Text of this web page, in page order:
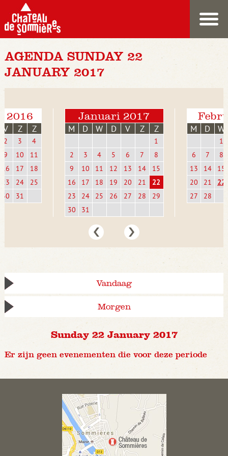
AGENDA SUNDAY 22
JANUARY 2017
2016
V Z Z
2 3
4
9
10
11
16
17
18
23
24
25
30
31
Januari 2017
M D W D V Z Z
1
2
3 4 5 6 7
8
9
10 11 12 13 14
15
16
17 18 19 20 21
22
23
24 25 26 27 28
29
30
31
M D W
1
6
7
8
13
14
15
20
21
22
27
28
Vandaag
Morgen
Sunday 22 January 2017
Er zijn geen evenementen die voor deze periode